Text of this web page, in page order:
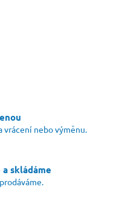
vrácení nebo výměnu.
skládáme